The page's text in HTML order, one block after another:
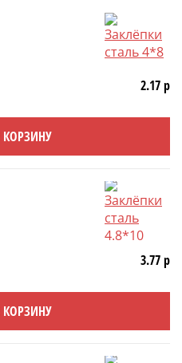
2.17 р
КОРЗИНУ
3.77 р
КОРЗИНУ